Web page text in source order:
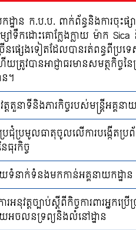
ាន ក.ប.ប. ពាក់ព័ន្ធនិងការចុះផ្
ដោះគោក្លែងក្លាយ ម៉ាក Sica
ផ្សេងទៀតដែលបានរត់ពន្ធពីប្រ
បានអាជ្ញាធរមានសមត្ថកិច្ចន
។
នាទីនិងភារកិច្ចរបស់មន្រ្តីអគ្គនា
ជុំប្រមូលធាតុចូលលើការបង្កើតប្រព័
រកិច្ច
នាក់ទំនងមកកាន់អគ្គនាយកដ្ឋា
វត្តច្បាប់ស្តីពីកិច្ចការពារអ្នកប្រ
អចលនទ្រព្យនិងលំនៅដ្ឋាន